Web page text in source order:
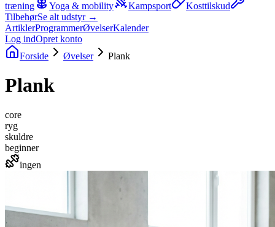
træning
Yoga & mobility Kampsport
Kosttilskud
TilbehørSe alt udstyr →
ArtiklerProgrammerØvelserKalender
Log indOpret konto
Forside
Øvelser Plank
Plank
core
ryg
skuldre
beginner
ingen